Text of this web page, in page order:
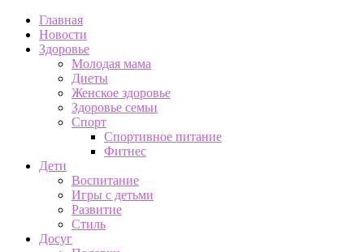
Главная
Новости
Здоровье
Молодая мама
Диеты
Женское здоровье
Здоровье семьи
Спорт
Спортивное питание
Фитнес
Дети
Воспитание
Игры с детьми
Развитие
Стиль
Досуг